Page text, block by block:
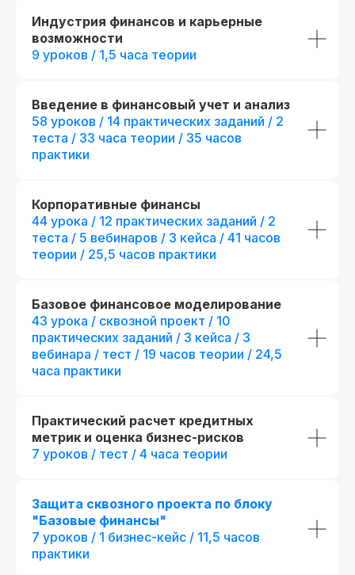
Индустрия финансов и карьерные
возможности
9 уроков / 1,5 часа теории
Введение в финансовый учет и анализ
58 уроков / 14 практических заданий / 2
теста / 33 часа теории / 35 часов
практики
Корпоративные финансы
44 урока / 12 практических заданий / 2
теста / 5 вебинаров / 3 кейса / 41 часов
теории / 25,5 часов практики
Базовое финансовое моделирование
43 урока / сквозной проект / 10
практических заданий / 3 кейса / 3
вебинара / тест / 19 часов теории / 24,5
часа практики
Практический расчет кредитных
метрик и оценка бизнес-рисков
7 уроков / тест / 4 часа теории
Защита сквозного проекта по блоку
"Базовые финансы"
7 уроков / 1 бизнес-кейс / 11,5 часов
практики
Л035−01 271−78/00177 402
Вы получите официальное
удостоверение,
подтверждающее
вашей квалификации, что
При дополнительной
регистрации
Диплом о прохождении курса